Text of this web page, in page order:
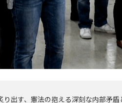
出す、憲法の抱える深刻な内部矛盾